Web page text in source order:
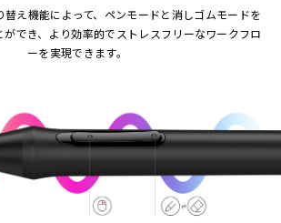
替え機能によって、ペンモードと消しゴムモードを
でき、より効率的でストレスフリーなワークフロ
ーを実現できます。